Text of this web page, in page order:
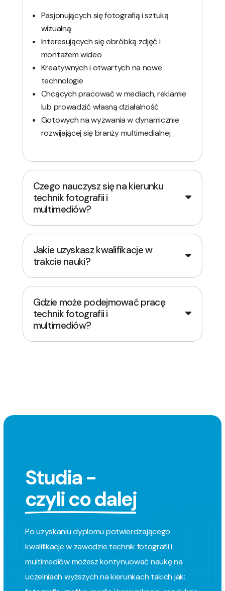
Pasjonujących się fotografią i sztuką
wizualną
Interesujących się obróbką zdjęć i
montażem wideo
Kreatywnych i otwartych na nowe
technologie
Chcących pracować w mediach, reklamie
lub prowadzić własną działalność
Gotowych na wyzwania w dynamicznie
rozwijającej się branży multimedialnej
Czego nauczysz się na kierunku
technik fotografii i
multimediów?
Jakie uzyskasz kwalifikacje w
trakcie nauki?
Gdzie może podejmować pracę
technik fotografii i
multimediów?
Studia -
czyli co dalej
Po uzyskaniu dyplomu potwierdzającego
kwalifikacje w zawodzie technik fotografii i
multimediów możesz kontynuować naukę na
uczelniach wyższych na kierunkach takich jak: